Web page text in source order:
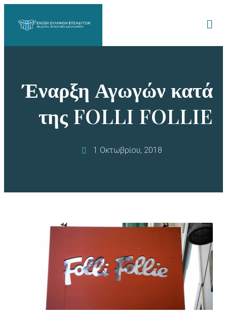
Έναρξη Αγωγών κατά
της FOLLI FOLLIE
1 Οκτωβρίου, 2018